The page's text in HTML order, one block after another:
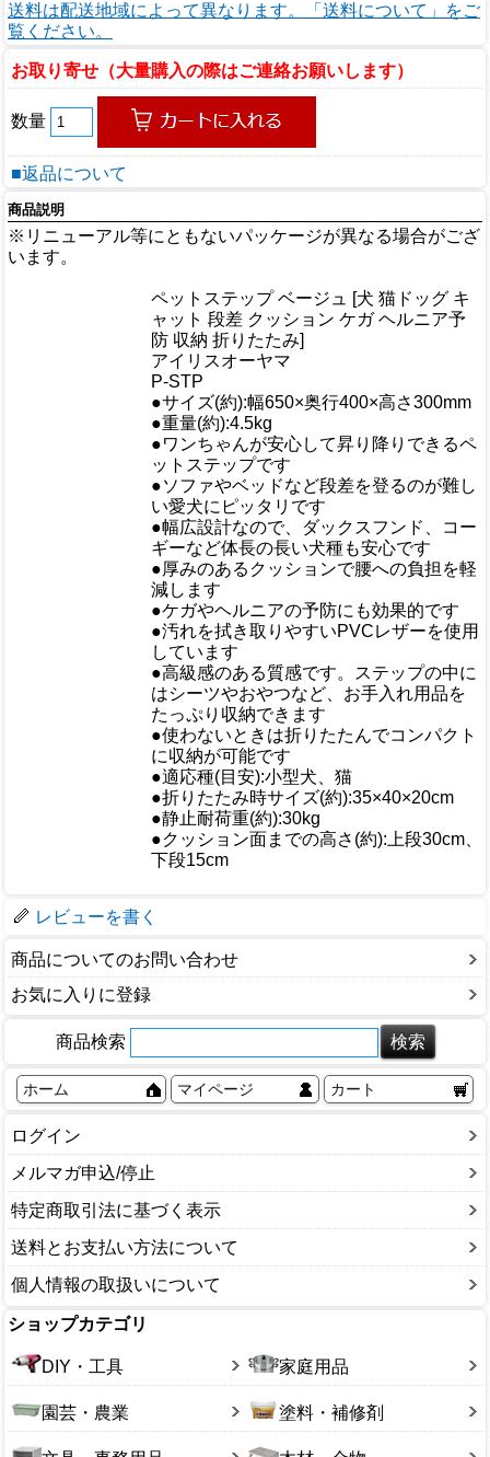
送料は配送地域によって異なります。「送料について」をご
覧ください。
お取り寄せ（大量購入の際はご連絡お願いします）
数量
■返品について
商品説明
※リニューアル等にともないパッケージが異なる場合がござ
います。
ペットステップ ベージュ [犬 猫ドッグ キ
ャット 段差 クッション ケガ ヘルニア予
防 収納 折りたたみ]
アイリスオーヤマ
P-STP
●サイズ(約):幅650×奥行400×高さ300mm
●重量(約):4.5kg
●ワンちゃんが安心して昇り降りできるペ
ットステップです
●ソファやベッドなど段差を登るのが難し
い愛犬にピッタリです
●幅広設計なので、ダックスフンド、コー
ギーなど体長の長い犬種も安心です
●厚みのあるクッションで腰への負担を軽
減します
●ケガやヘルニアの予防にも効果的です
●汚れを拭き取りやすいPVCレザーを使用
しています
●高級感のある質感です。ステップの中に
はシーツやおやつなど、お手入れ用品を
たっぷり収納できます
●使わないときは折りたたんでコンパクト
に収納が可能です
●適応種(目安):小型犬、猫
●折りたたみ時サイズ(約):35×40×20cm
●静止耐荷重(約):30kg
●クッション面までの高さ(約):上段30cm、
下段15cm
レビューを書く
商品についてのお問い合わせ
お気に入りに登録
商品検索
ホーム マイページ カート
ログイン
メルマガ申込/停止
特定商取引法に基づく表示
送料とお支払い方法について
個人情報の取扱いについて
ショップカテゴリ
DIY・工具 家庭用品
園芸・農業 塗料・補修剤